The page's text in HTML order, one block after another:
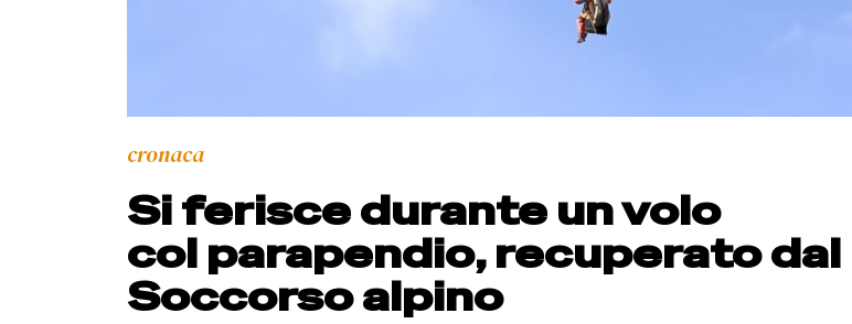
cronaca
Si ferisce durante un volo
col parapendio, recuperato dal
Soccorso alpino